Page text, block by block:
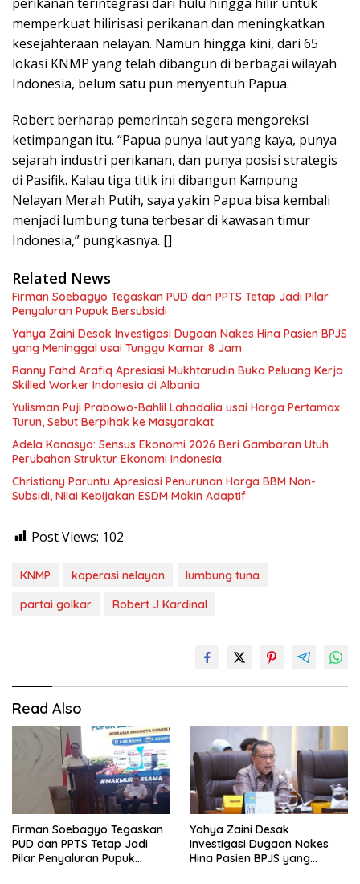
memperkuat hilirisasi perikanan dan meningkatkan
kesejahteraan nelayan. Namun hingga kini, dari 65
lokasi KNMP yang telah dibangun di berbagai wilayah
Indonesia, belum satu pun menyentuh Papua.
Robert berharap pemerintah segera mengoreksi
ketimpangan itu. “Papua punya laut yang kaya, punya
sejarah industri perikanan, dan punya posisi strategis
di Pasifik. Kalau tiga titik ini dibangun Kampung
Nelayan Merah Putih, saya yakin Papua bisa kembali
menjadi lumbung tuna terbesar di kawasan timur
Indonesia,” pungkasnya. []
Related News
Firman Soebagyo Tegaskan PUD dan PPTS Tetap Jadi Pilar
Penyaluran Pupuk Bersubsidi
Yahya Zaini Desak Investigasi Dugaan Nakes Hina Pasien BPJS
yang Meninggal usai Tunggu Kamar 8 Jam
Ranny Fahd Arafiq Apresiasi Mukhtarudin Buka Peluang Kerja
Skilled Worker Indonesia di Albania
Yulisman Puji Prabowo-Bahlil Lahadalia usai Harga Pertamax
Turun, Sebut Berpihak ke Masyarakat
Adela Kanasya: Sensus Ekonomi 2026 Beri Gambaran Utuh
Perubahan Struktur Ekonomi Indonesia
Christiany Paruntu Apresiasi Penurunan Harga BBM Non-
Subsidi, Nilai Kebijakan ESDM Makin Adaptif
Post Views: 102
KNMP koperasi nelayan
lumbung tuna
partai golkar
Robert J Kardinal
Read Also
Firman Soebagyo Tegaskan
PUD dan PPTS Tetap Jadi
Pilar Penyaluran Pupuk
Yahya Zaini Desak
Investigasi Dugaan Nakes
Hina Pasien BPJS yang